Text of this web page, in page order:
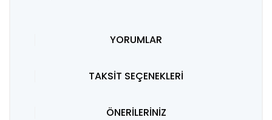
YORUMLAR
TAKSİT SEÇENEKLERİ
ÖNERİLERİNİZ